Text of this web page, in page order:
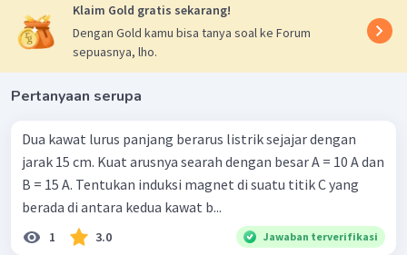
Klaim Gold gratis sekarang!
Dengan Gold kamu bisa tanya soal ke Forum
sepuasnya, lho.
Pertanyaan serupa
Dua kawat lurus panjang berarus listrik sejajar dengan
jarak 15 cm. Kuat arusnya searah dengan besar A = 10 A dan
B = 15 A. Tentukan induksi magnet di suatu titik C yang
berada di antara kedua kawat b...
1 3.0 Jawaban terverifikasi